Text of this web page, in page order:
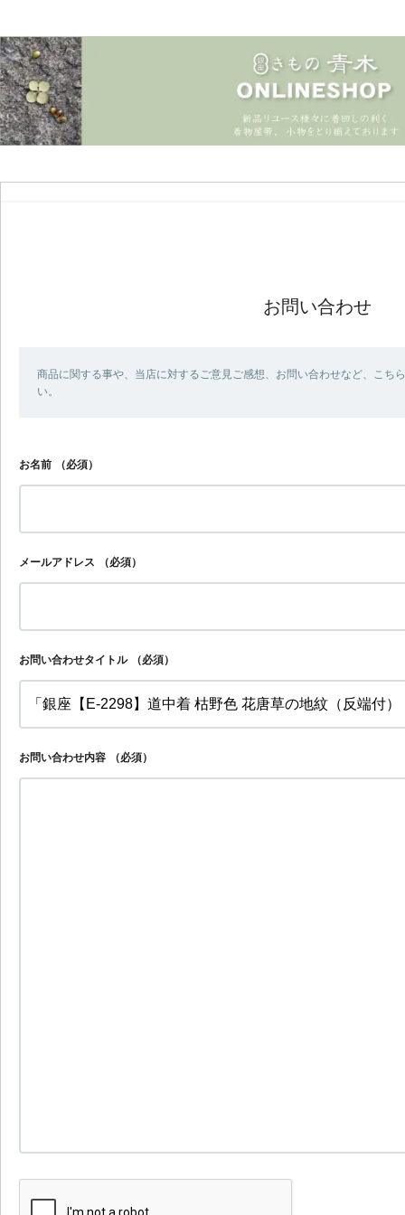
お問い合わせ
商品に関する事や、当店に対するご意見ご感想、お問い合わせなど、こち
い。
お名前 （必須）
メールアドレス （必須）
お問い合わせタイトル （必須）
お問い合わせ内容 （必須）